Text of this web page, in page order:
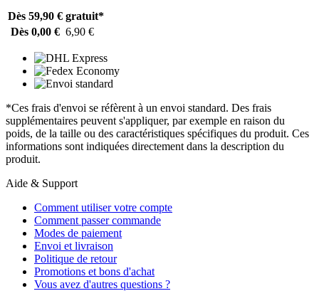
Dès 59,90 € gratuit*
Dès 0,00 € 6,90 €
*Ces frais d'envoi se réfèrent à un envoi standard. Des frais
supplémentaires peuvent s'appliquer, par exemple en raison du
poids, de la taille ou des caractéristiques spécifiques du produit. Ces
informations sont indiquées directement dans la description du
produit.
Aide & Support
Comment utiliser votre compte
Comment passer commande
Modes de paiement
Envoi et livraison
Politique de retour
Promotions et bons d'achat
Vous avez d'autres questions ?